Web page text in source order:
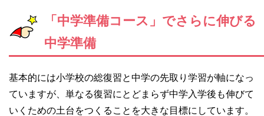
「中学準備コース」でさらに伸びる
中学準備
基本的には小学校の総復習と中学の先取り学習が軸になっ
ていますが、単なる復習にとどまらず中学入学後も伸びて
いくための土台をつくることを大きな目標にしています。